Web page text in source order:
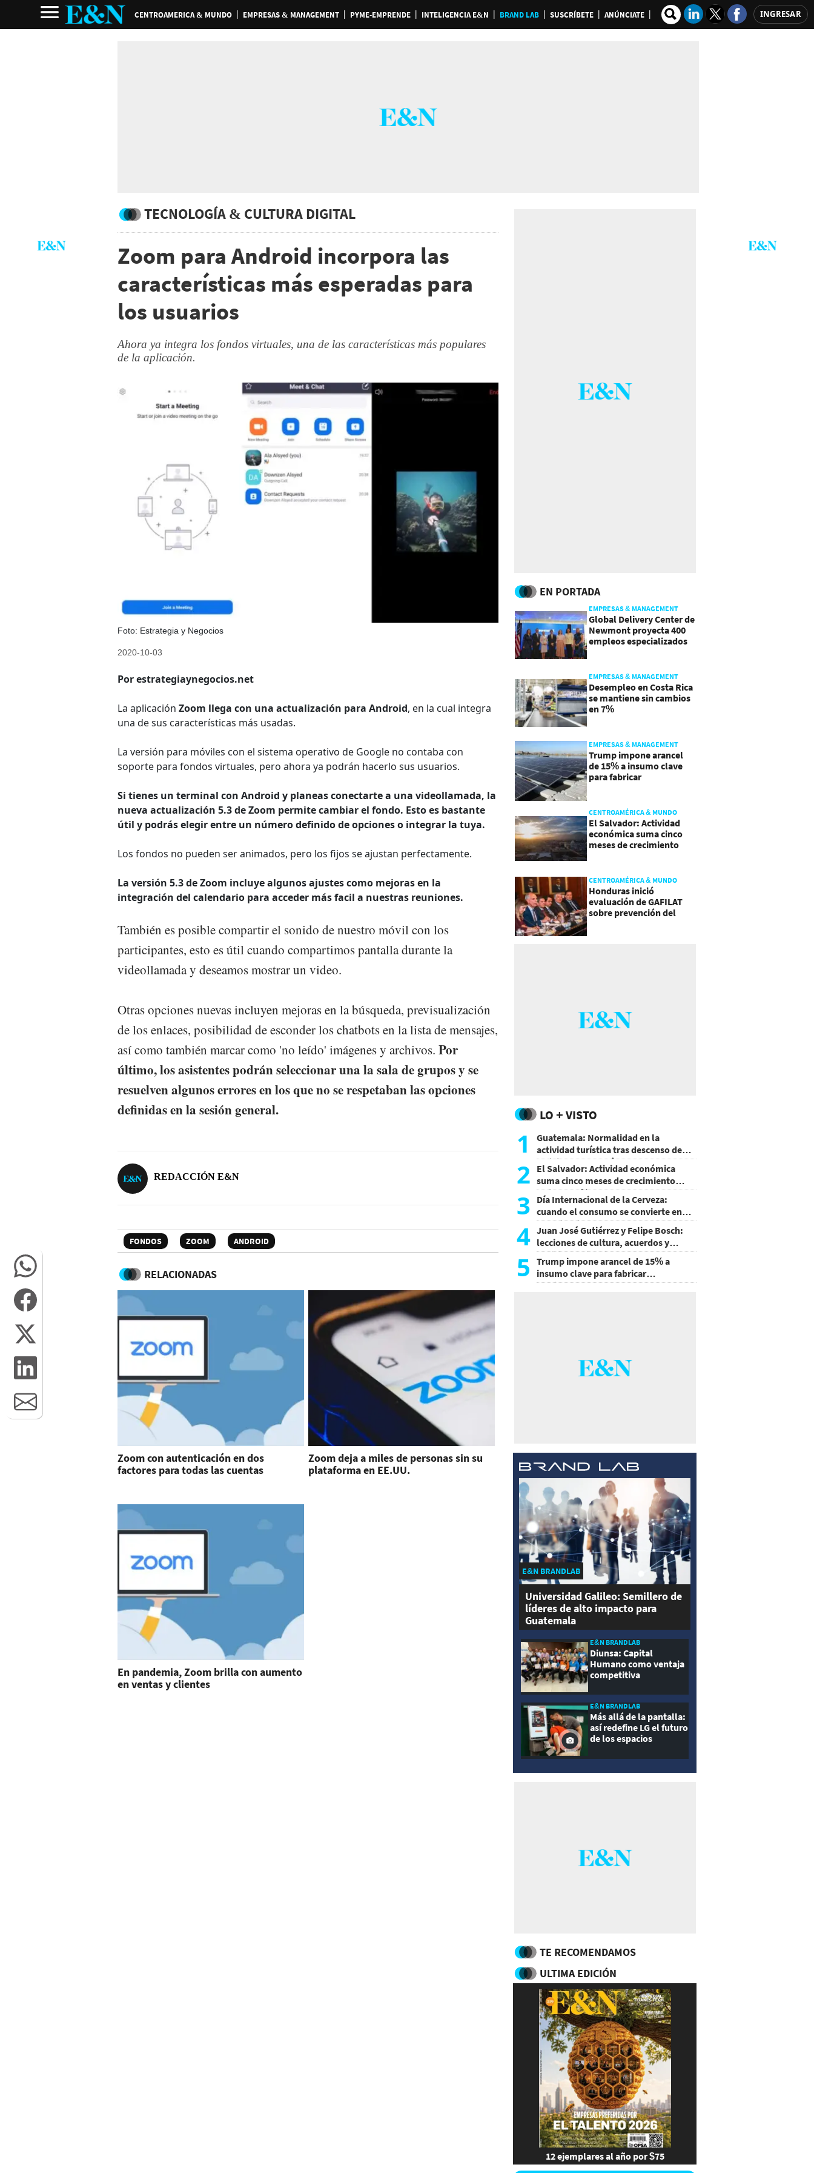
CENTROAMERICA & MUNDO EMPRESAS & MANAGEMENT PYME-EMPRENDE INTELIGENCIA E&N BRAND LAB SUSCRÍBETE ANÚNCIATE INGRESAR
TECNOLOGÍA & CULTURA DIGITAL
Zoom para Android incorpora las
características más esperadas para
los usuarios
Ahora ya integra los fondos virtuales, una de las características más populares
de la aplicación.
Foto: Estrategia y Negocios
2020-10-03
Por estrategiaynegocios.net
La aplicación Zoom llega con una actualización para Android, en la cual integra
una de sus características más usadas.
La versión para móviles con el sistema operativo de Google no contaba con
soporte para fondos virtuales, pero ahora ya podrán hacerlo sus usuarios.
Si tienes un terminal con Android y planeas conectarte a una videollamada, la
nueva actualización 5.3 de Zoom permite cambiar el fondo. Esto es bastante
útil y podrás elegir entre un número definido de opciones o integrar la tuya.
Los fondos no pueden ser animados, pero los fijos se ajustan perfectamente.
La versión 5.3 de Zoom incluye algunos ajustes como mejoras en la
integración del calendario para acceder más facil a nuestras reuniones.
También es posible compartir el sonido de nuestro móvil con los
participantes, esto es útil cuando compartimos pantalla durante la
videollamada y deseamos mostrar un video.
Otras opciones nuevas incluyen mejoras en la búsqueda, previsualización
de los enlaces, posibilidad de esconder los chatbots en la lista de mensajes,
así como también marcar como 'no leído' imágenes y archivos. Por
último, los asistentes podrán seleccionar una la sala de grupos y se
resuelven algunos errores en los que no se respetaban las opciones
definidas en la sesión general.
REDACCIÓN E&N
FONDOS ZOOM ANDROID
RELACIONADAS
Zoom con autenticación en dos
factores para todas las cuentas
Zoom deja a miles de personas sin su
plataforma en EE.UU.
En pandemia, Zoom brilla con aumento
en ventas y clientes
EN PORTADA
EMPRESAS & MANAGEMENT
Global Delivery Center de
Newmont proyecta 400
empleos especializados
EMPRESAS & MANAGEMENT
Desempleo en Costa Rica
se mantiene sin cambios
en 7%
EMPRESAS & MANAGEMENT
Trump impone arancel
de 15% a insumo clave
para fabricar
CENTROAMÉRICA & MUNDO
El Salvador: Actividad
económica suma cinco
meses de crecimiento
CENTROAMÉRICA & MUNDO
Honduras inició
evaluación de GAFILAT
sobre prevención del
LO + VISTO
1
Guatemala: Normalidad en la
actividad turística tras descenso de
actividad del volcán de Fuego
2 El Salvador: Actividad económica
suma cinco meses de crecimiento
arriba de 4%
3 Día Internacional de la Cerveza:
cuando el consumo se convierte en
experiencia
4 Juan José Gutiérrez y Felipe Bosch:
lecciones de cultura, acuerdos y
decisiones sin miedo
5
Trump impone arancel de 15% a
insumo clave para fabricar
semiconductores y paneles
E&N BRANDLAB
Universidad Galileo: Semillero de
líderes de alto impacto para
Guatemala
E&N BRANDLAB
Diunsa: Capital
Humano como ventaja
competitiva
E&N BRANDLAB
Más allá de la pantalla:
así redefine LG el futuro
de los espacios
TE RECOMENDAMOS
ULTIMA EDICIÓN
12 ejemplares al año por $75